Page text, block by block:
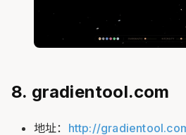
8. gradientool.com
地址： http://